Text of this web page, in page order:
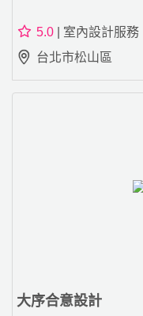
5.0 | 室內設計服務
台北市松山區
大序合意設計